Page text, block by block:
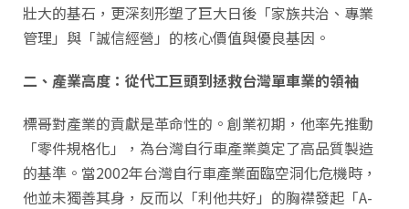
壯大的基石，更深刻形塑了巨大日後「家族共治、專業
管理」與「誠信經營」的核心價值與優良基因。
二、產業高度：從代工巨頭到拯救台灣單車業的領袖
標哥對產業的貢獻是革命性的。創業初期，他率先推動
「零件規格化」，為台灣自行車產業奠定了高品質製造
的基準。當2002年台灣自行車產業面臨空洞化危機時，
他並未獨善其身，反而以「利他共好」的胸襟發起「A-